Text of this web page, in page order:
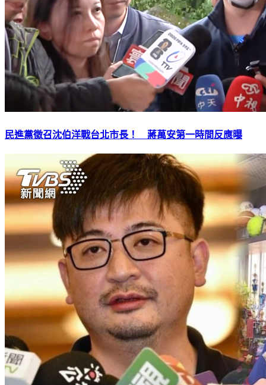
民進黨徵召沈伯洋戰台北市長！ 蔣萬安第一時間反應曝